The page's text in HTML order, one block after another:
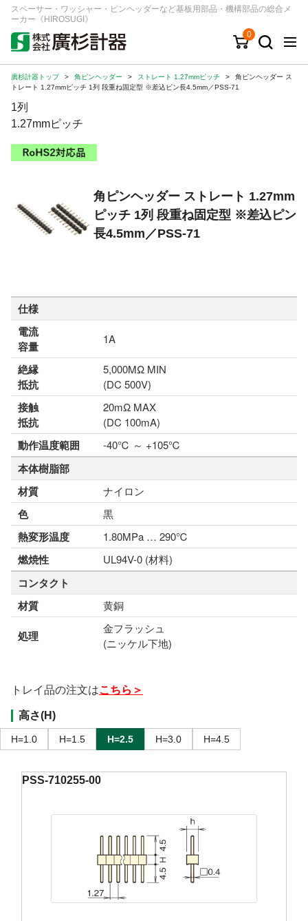
スペーサー・ワッシャー・ピンヘッダーなど基板用部品・機構部品の総合メ
ーカー《HIROSUGI》
0
キーワード 品番/シリーズ
商品カテゴリから探す
ジャンルから探す
シリーズから探す
ログイン
注文・見積りについて
会社情報
廣杉計器トップ > 角ピンヘッダー > ストレート 1.27mmピッチ >
角ピンヘッダー ス
トレート 1.27mmピッチ 1列 段重ね固定型 ※差込ピン長4.5mm／PSS-71
1列
1.27mmピッチ
角ピンヘッダー ストレート 1.27mm
ピッチ 1列 段重ね固定型 ※差込ピン
長4.5mm／PSS-71
仕様
電流
容量
1A
絶縁
抵抗
5,000MΩ MIN
(DC 500V)
接触
抵抗
20mΩ MAX
(DC 100mA)
動作温度範囲 -40℃ ～ +105℃
本体樹脂部
材質
ナイロン
色 黒
熱変形温度 1.80MPa … 290℃
燃焼性 UL94V-0 (材料)
コンタクト
材質
黄銅
処理
金フラッシュ
(ニッケル下地)
トレイ品の注文はこちら＞
高さ(H)
H=1.0 H=1.5 H=2.5 H=3.0 H=4.5
PSS-710255-00